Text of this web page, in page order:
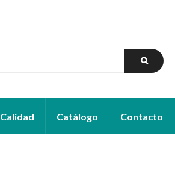
Calidad Catálogo Contacto